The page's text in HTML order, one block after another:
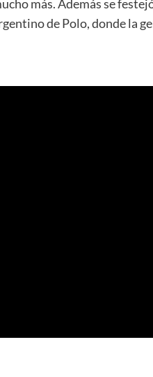
más. Además se
de Polo, donde la